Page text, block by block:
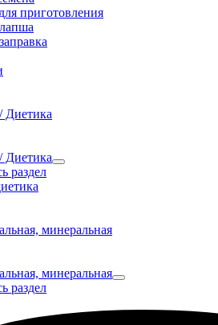
приготовления
Диетика
Диетика
раздел
минеральная
минеральная
раздел